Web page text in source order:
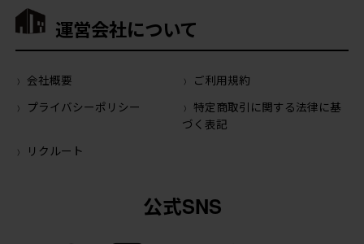
運営会社について
会社概要
ご利用規約
プライバシーポリシー
特定商取引に関する法律に基
づく表記
リクルート
公式SNS